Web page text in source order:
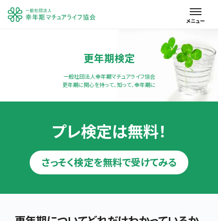
更年期検定
一般社団法人幸年期マチュアライフ協会
プレ検定は無料！
さっそく検定を無料で受けてみる